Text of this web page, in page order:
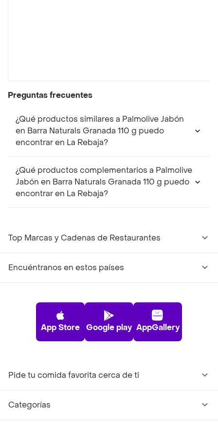
Preguntas frecuentes
¿Qué productos similares a Palmolive Jabón
en Barra Naturals Granada 110 g puedo
encontrar en La Rebaja?
¿Qué productos complementarios a Palmolive
Jabón en Barra Naturals Granada 110 g puedo
encontrar en La Rebaja?
Top Marcas y Cadenas de Restaurantes
Encuéntranos en estos países
App Store Google play AppGallery
Pide tu comida favorita cerca de ti
Categorías